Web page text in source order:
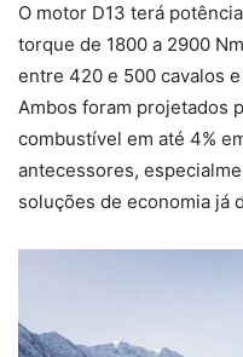
O motor D13 terá
torque de 1800 a 2900
entre 420 e 500 cavalos
Ambos foram projetados
combustível em até 4%
antecessores,
soluções de economia já